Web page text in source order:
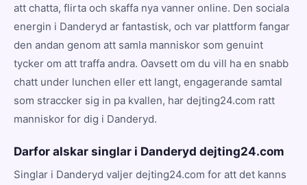
att chatta, flirta och skaffa nya vanner online. Den sociala
energin i Danderyd ar fantastisk, och var plattform fangar
den andan genom att samla manniskor som genuint
tycker om att traffa andra. Oavsett om du vill ha en snabb
chatt under lunchen eller ett langt, engagerande samtal
som straccker sig in pa kvallen, har dejting24.com ratt
manniskor for dig i Danderyd.
Darfor alskar singlar i Danderyd dejting24.com
Singlar i Danderyd valjer dejting24.com for att det kanns